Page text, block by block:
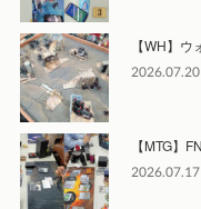
【WH】
【MTG】